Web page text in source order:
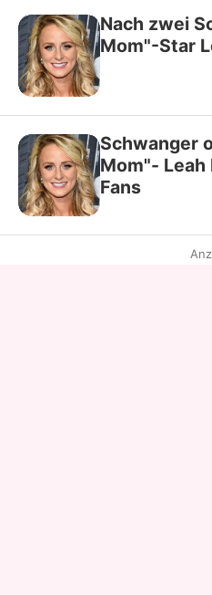
Nach zwei
Mom"-Star
Schwanger
Mom"-
Fans